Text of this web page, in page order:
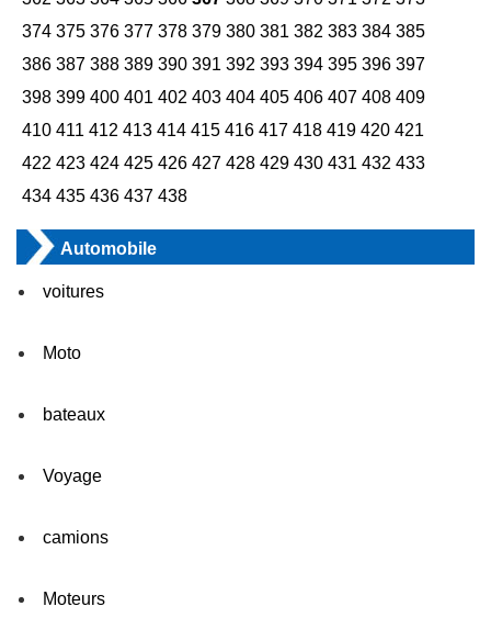
374 375 376 377 378 379 380 381 382 383 384 385
386 387 388 389 390 391 392 393 394 395 396 397
398 399 400 401 402 403 404 405 406 407 408 409
410 411 412 413 414 415 416 417 418 419 420 421
422 423 424 425 426 427 428 429 430 431 432 433
434 435 436 437 438
Automobile
voitures
Moto
bateaux
Voyage
camions
Moteurs